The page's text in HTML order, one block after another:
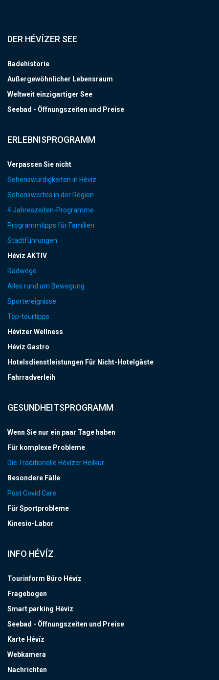
DER HÉVÍZER SEE
Badehistorie
Außergewöhnlicher Lebensraum
Weltweit einzigartiger See
Seebad - Öffnungszeiten und Preise
ERLEBNISPROGRAMM
Verpassen Sie nicht
Sehenswürdigkeiten in Hévíz
Sehenswertes in der Region
4 Jahreszeiten-Programme
Programmtipps für Familien
Stadtführungen
Hévíz AKTIV
Radwege
Alles rund um Bewegung
Sportereignisse
Top-tourtipps
Hévízer Wellness
Hévíz Gastro
Hotelsdienstleistungen Für Nicht-Hotelgäste
Fahrradverleih
GESUNDHEITSPROGRAMM
Wenn Sie nur ein paar Tage haben
Für komplexe Probleme
Die Traditionelle Hévízer Heilkur
Besondere Fälle
Post Covid Care
Für Sportprobleme
Kinesio-Labor
INFO HÉVÍZ
Tourinform Büro Hévíz
Fragebogen
Smart parking Hévíz
Seebad - Öffnungszeiten und Preise
Karte Hévíz
Webkamera
Nachrichten